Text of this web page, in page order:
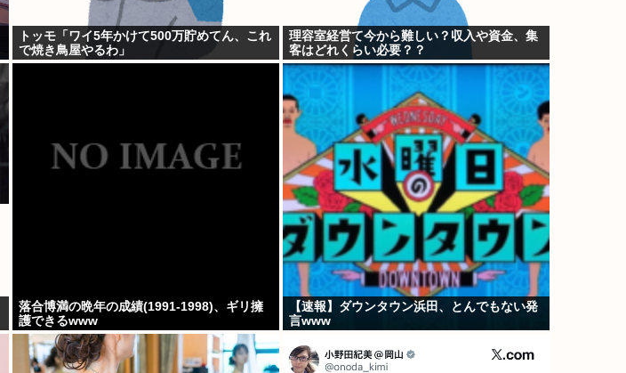
トッモ「ワイ5年かけて500万貯めてん、これ
で焼き鳥屋やるわ」
理容室経営て今から難しい？収入や資金、集
客はどれくらい必要？？
落合博満の晩年の成績(1991-1998)、ギリ擁
護できるwww
【速報】ダウンタウン浜田、とんでもない発
言www